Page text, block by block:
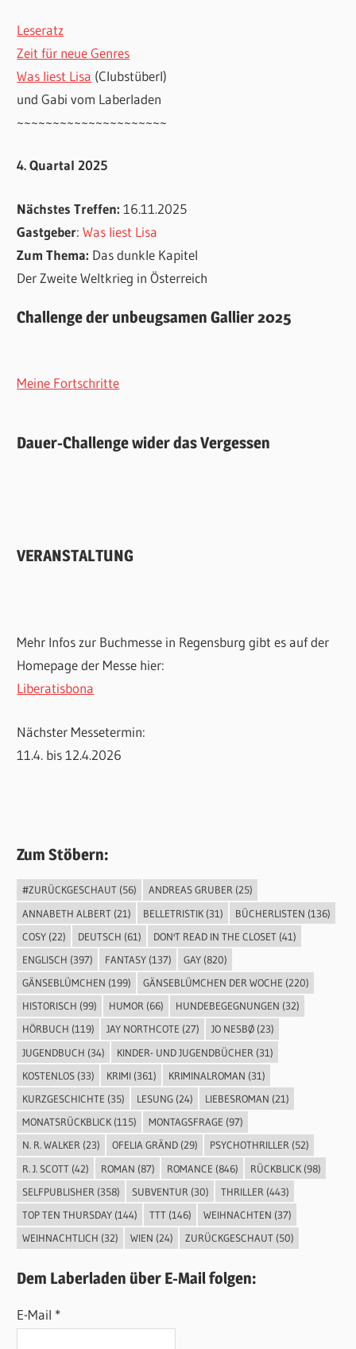
Leseratz
Zeit für neue Genres
Was liest Lisa (Clubstüberl)
und Gabi vom Laberladen
~~~~~~~~~~~~~~~~~~~~~
4. Quartal 2025
Nächstes Treffen:16.11.2025
Gastgeber:Was liest Lisa
Zum Thema: Das dunkle Kapitel
Der Zweite Weltkrieg in Österreich
Challenge der unbeugsamen Gallier 2025
Meine Fortschritte
Dauer-Challenge wider das Vergessen
VERANSTALTUNG
Mehr Infos zur Buchmesse in Regensburg gibt es auf der
Homepage der Messe hier:
Liberatisbona
Nächster Messetermin:
11.4. bis 12.4.2026
Zum Stöbern:
#ZURÜCKGESCHAUT(56) ANDREAS GRUBER(25)
ANNABETH ALBERT(21) BELLETRISTIK(31) BÜCHERLISTEN (136)
COSY(22) DEUTSCH (61) DON'T READ IN THE CLOSET(41)
ENGLISCH (397) FANTASY(137) GAY(820)
GÄNSEBLÜMCHEN (199) GÄNSEBLÜMCHEN DER WOCHE (220)
HISTORISCH (99) HUMOR(66) HUNDEBEGEGNUNGEN (32)
HÖRBUCH (119) JAY NORTHCOTE (27) JO NESBØ(23)
JUGENDBUCH (34) KINDER- UND JUGENDBÜCHER (31)
KOSTENLOS(33) KRIMI(361) KRIMINALROMAN (31)
KURZGESCHICHTE (35) LESUNG(24) LIEBESROMAN (21)
MONATSRÜCKBLICK(115) MONTAGSFRAGE (97)
N. R. WALKER(23) OFELIA GRÄND(29) PSYCHOTHRILLER(52)
R. J. SCOTT(42) ROMAN (87) ROMANCE (846) RÜCKBLICK(98)
SELFPUBLISHER (358) SUBVENTUR (30) THRILLER (443)
TOP TEN THURSDAY(144) TTT(146) WEIHNACHTEN (37)
WEIHNACHTLICH (32) WIEN (24) ZURÜCKGESCHAUT(50)
Dem Laberladen über E-Mail folgen:
E-Mail *